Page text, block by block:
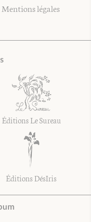
Mentions légales
Éditions Le Sureau
Éditions DésIris